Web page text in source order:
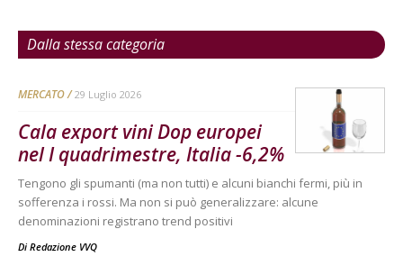
Dalla stessa categoria
MERCATO 29 Luglio 2026
Cala export vini Dop europei
nel I quadrimestre, Italia -6,2%
Tengono gli spumanti (ma non tutti) e alcuni bianchi fermi, più in
sofferenza i rossi. Ma non si può generalizzare: alcune
denominazioni registrano trend positivi
Di Redazione VVQ